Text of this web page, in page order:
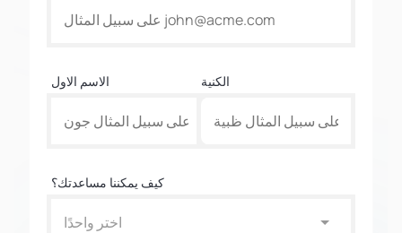
الاسم الاول الكنية
كيف يمكننا مساعدتك؟
اختر واحدًا